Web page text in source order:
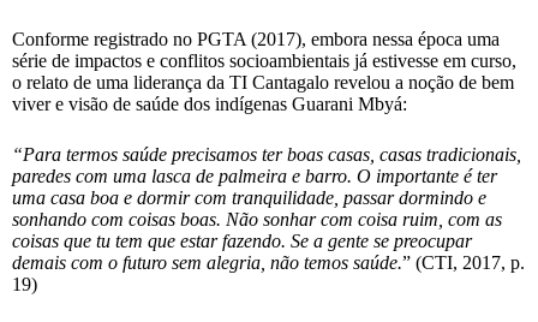
Conforme registrado no PGTA (2017), embora nessa época uma
série de impactos e conflitos socioambientais já estivesse em curso,
o relato de uma liderança da TI Cantagalo revelou a noção de bem
viver e visão de saúde dos indígenas Guarani Mbyá:
“Para termos saúde precisamos ter boas casas, casas tradicionais,
paredes com uma lasca de palmeira e barro. O importante é ter
uma casa boa e dormir com tranquilidade, passar dormindo e
sonhando com coisas boas. Não sonhar com coisa ruim, com as
coisas que tu tem que estar fazendo. Se a gente se preocupar
demais com o futuro sem alegria, não temos saúde.” (CTI, 2017, p.
19)